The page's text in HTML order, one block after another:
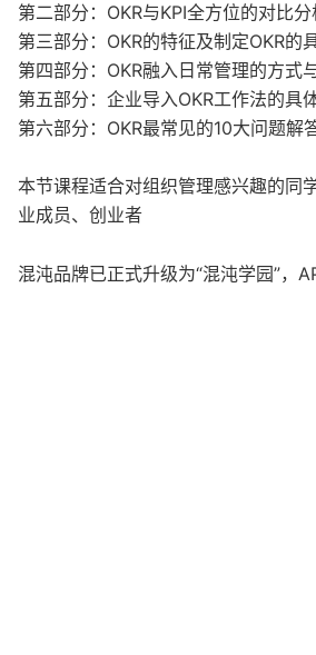
第二部分：OKR与KPI全方位的对比分
第三部分：OKR的特征及制定OKR的
第四部分：OKR融入日常管理的方式
第五部分：企业导入OKR工作法的具
第六部分：OKR最常见的10大问题解
本节课程适合对组织管理感兴趣的同
业成员、创业者
混沌品牌已正式升级为“混沌学园”，